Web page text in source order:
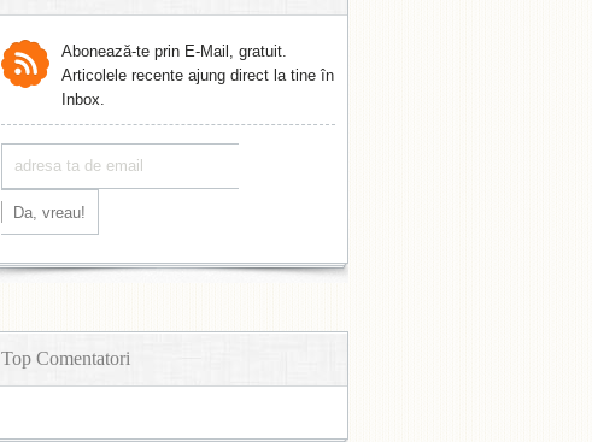
Abonează-te prin E-Mail, gratuit.
Articolele recente ajung direct la tine în
Inbox.
Top Comentatori